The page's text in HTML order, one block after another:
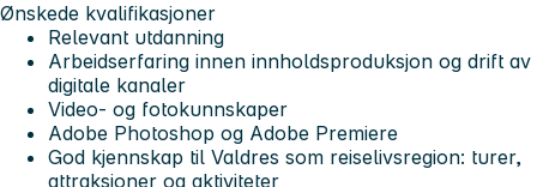
Ønskede kvalifikasjoner
Relevant utdanning
Arbeidserfaring innen innholdsproduksjon og drift av
digitale kanaler
Video- og fotokunnskaper
Adobe Photoshop og Adobe Premiere
God kjennskap til Valdres som reiselivsregion: turer,
attraksjoner og aktiviteter